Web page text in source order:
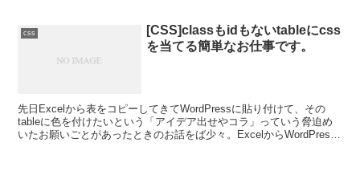
css
[CSS]classもidもないtableにcss
を当てる簡単なお仕事です。
先日Excelから表をコピーしてきてWordPressに貼り付けて、その
tableに色を付けたいという「アイデア出せやコラ」っていう脅迫め
いたお願いごとがあったときのお話をば少々。ExcelからWordPress